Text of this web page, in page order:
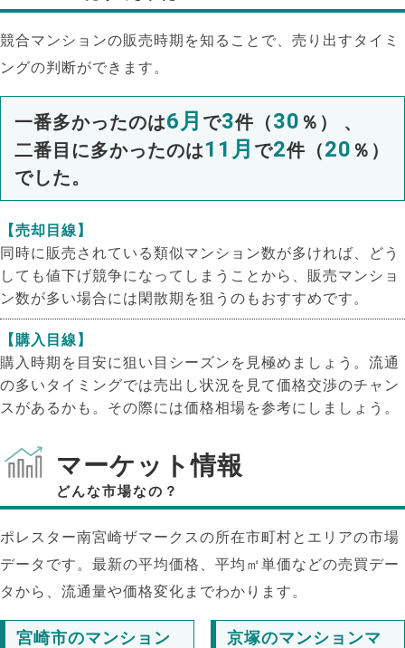
競合マンションの販売時期を知ることで、売り出すタイミ
ングの判断ができます。
一番多かったのは6月 で3件（30 ％） 、
二番目に多かったのは11月 で2件（20 ％）
でした。
【売却目線】
同時に販売されている類似マンション数が多ければ、どう
しても値下げ競争になってしまうことから、販売マンショ
ン数が多い場合には閑散期を狙うのもおすすめです。
【購入目線】
購入時期を目安に狙い目シーズンを見極めましょう。流通
の多いタイミングでは売出し状況を見て価格交渉のチャン
スがあるかも。その際には価格相場を参考にしましょう。
マーケット情報
どんな市場なの？
ポレスター南宮崎ザマークスの所在市町村とエリアの市場
データです。最新の平均価格、平均㎡単価などの売買デー
タから、流通量や価格変化までわかります。
宮崎市のマンション
京塚のマンションマ